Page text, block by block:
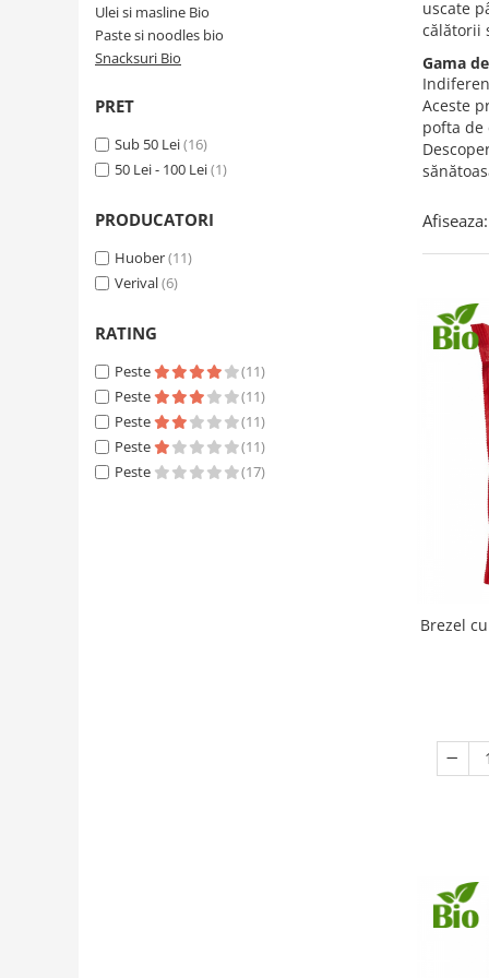
Condimente turcesti
Ghimbir murat la borcan
uscate
călătorii
Gama
Aceste
pofta de
Ulei si masline Bio
Paste si noodles bio
Snacksuri Bio
PRET
Sub 50 Lei(16)
50 Lei - 100 Lei(1)
PRODUCATORI
Huober(11)
Verival(6)
RATING
Peste
(11)
Peste
(11)
Peste
(11)
Peste
(11)
Peste
(17)
Afiseaza:
Brezel